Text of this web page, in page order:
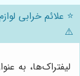
⭐️ علائم خرابی
⚠️
لیفتراک‌ها، به